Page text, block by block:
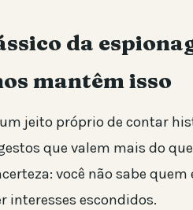
da
mantêm isso
jeito próprio de contar
que valem mais do
você não sabe
interesses escondidos.